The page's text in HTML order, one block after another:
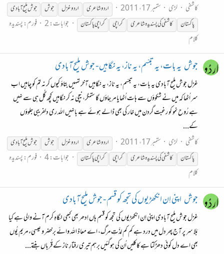
کاشفی لڑی ستمبر 17، 2011 اردو شاعری اردو غزل جوش جوشملیحآبادی
پاکستان
کاشفی کی پسندیدہ شاعری کراچی کراچی پاکستان جوابات: 2 فورم:پسندیدہ
کلام
جوش یہ بات، یہ تبسّم، یہ ناز، یہ نگاہیں - جوش ملیح آبادی
غزل جوش ملیح آبادی یہ بات، یہ تبسّم، یہ ناز، یہ نگاہیں آخر تمہیں بتاؤ کیوں کر نہ تم کو چاہیں اب
سر اُٹھا کہ میں نے شکوؤں سے ہات اُٹھایا مر جاؤں گا ستمگر، نیچی نہ کر نگاہیں کچھ گُل ہی سے نہیں‌
ہے رُوح نمو کو رغبت گردن میں خار کی بھی ڈالے ہوئے ہے بانہیں اللہ ری دلفریبی جلوؤں‌
کے...
کاشفی
لڑی ستمبر 17، 2011 اردو شاعری اردو غزل جوش جوشملیحآبادی
پاکستان
کاشفی کی پسندیدہ شاعری کراچی کراچی پاکستان جوابات: 4 فورم:پسندیدہ
کلام
جوش اپنی اِن انکھڑیوں کی تجھ کو قسم - جوش ملیح آبادی
غزل جوش ملیح آبادی اپنی اِن انکھڑیوں کی تجھ کو قسم ہاں اِدھر بھی کبھی نگاہِ کرم آنے والی ہے کیا
بَلا سر پر آج پھر دل میں درد ہے کم کم لذّتِ مرگ، اے معاذ اللہ وائے برخضر و عیسیء مریم یُوں
بھی اے دل کوئی دھڑکتا ہے کاکلیں اُن کی ہوگئیں برہم تیری رفتارِ ناز کے قُرباں بنتے...